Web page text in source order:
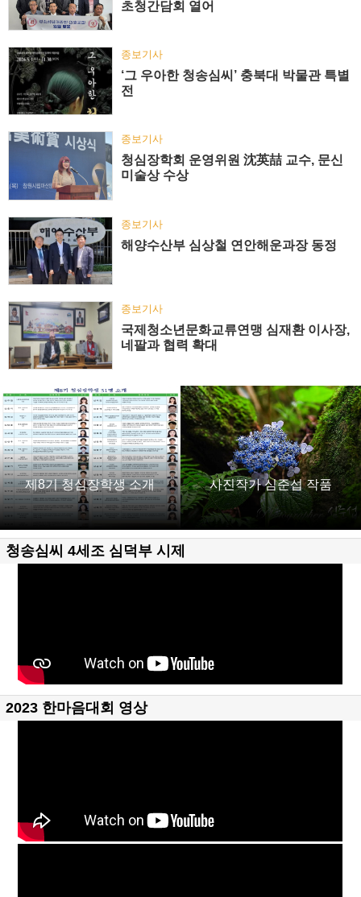
초청간담회 열어
종보기사
‘그 우아한 청송심씨’ 충북대 박물관 특별
전
종보기사
청심장학회 운영위원 沈英喆 교수, 문신
미술상 수상
종보기사
해양수산부 심상철 연안해운과장 동정
종보기사
국제청소년문화교류연맹 심재환 이사장,
네팔과 협력 확대
제8기 청심장학생 소개 사진작가 심준섭 작품
청송심씨 4세조 심덕부 시제
2023 한마음대회 영상